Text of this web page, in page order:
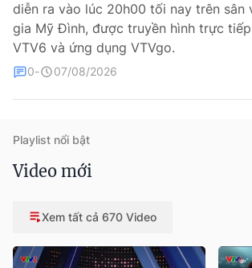
diễn ra vào lúc 20h00 tối nay trên sân
gia Mỹ Đình, được truyền hình trực
VTV6 và ứng dụng VTVgo.
0 07/08/2026
Playlist nổi bật
Video mới
Xem tất cả 670 Video